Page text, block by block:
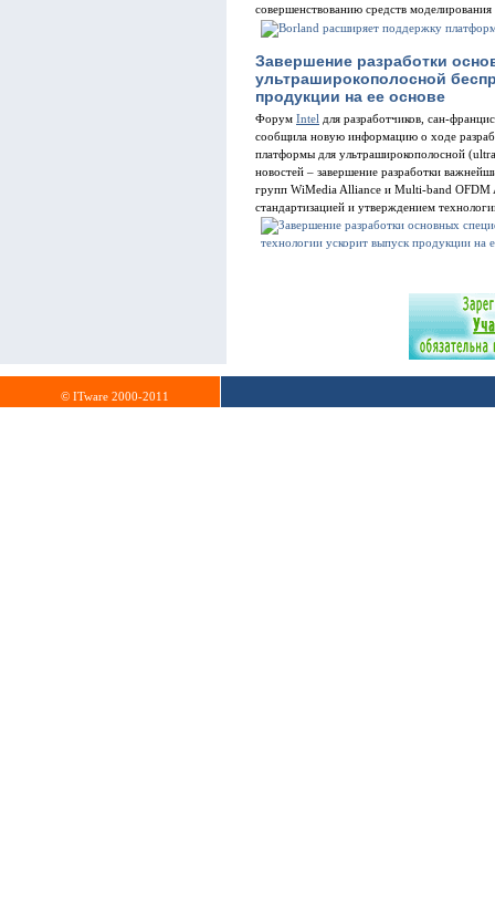
совершенствованию средств
Завершение разработки
ультраширокополосной
продукции на ее основе
Форум Intel для разработчиков, сан-
сообщила новую информацию о ходе
платформы для ультраширокополосной
новостей – завершение разработки
групп WiMedia Alliance и Multi-band OFDM
стандартизацией и утверждением
© ITware 2000-2011